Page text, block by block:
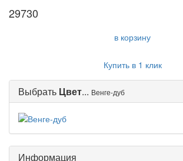
29730
в корзину
Купить в 1 клик
Выбрать Цвет... Венге-дуб
Информация